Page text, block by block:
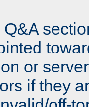
or
if they